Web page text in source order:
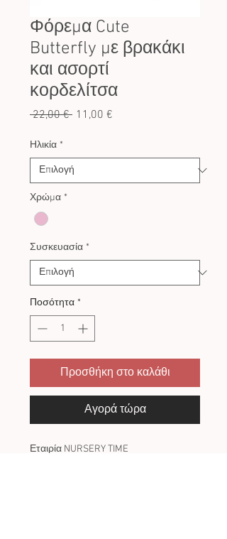
Φόρεμα Cute
Butterfly με βρακάκι
και ασορτί
κορδελίτσα
22,00 € Κανονική
11,00 €
Ηλικία *
Χρώμα *
Συσκευασία *
Ποσότητα *
Προσθήκη στο καλάθι
Αγορά τώρα
Εταιρία NURSERY TIME